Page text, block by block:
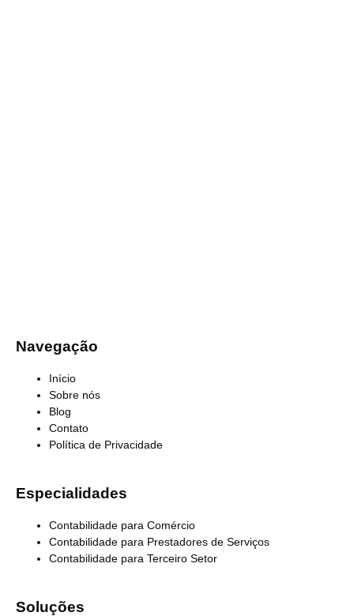
Navegação
Início
Sobre nós
Blog
Contato
Política de Privacidade
Especialidades
Contabilidade para Comércio
Contabilidade para Prestadores de Serviços
Contabilidade para Terceiro Setor
Soluções